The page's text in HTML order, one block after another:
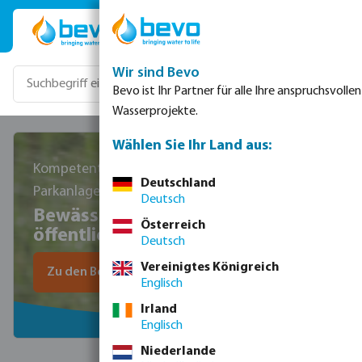
Zum Hauptinhalt springen
Kompetente und nachhaltige Pflege von
Parkanlagen
Bewässerungslösungen für
öffentliche und gewerbliche Parks
Zu den Beregnungsprodukten
Wir sind Bevo
Bevo ist Ihr Partner für alle Ihre anspruchsvollen
Wasserprojekte.
Wählen Sie Ihr Land aus:
Deutschland
Deutsch
Österreich
Deutsch
Vereinigtes Königreich
Englisch
Irland
Englisch
Niederlande